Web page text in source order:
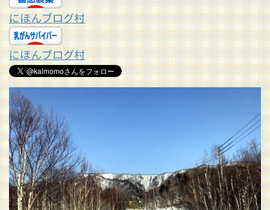
にほんブログ村
にほんブログ村